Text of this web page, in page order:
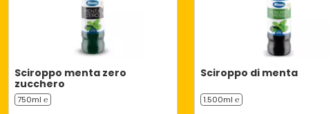
Sciroppo menta zero
zucchero
750ml ℮
Sciroppo di menta
1.500ml ℮